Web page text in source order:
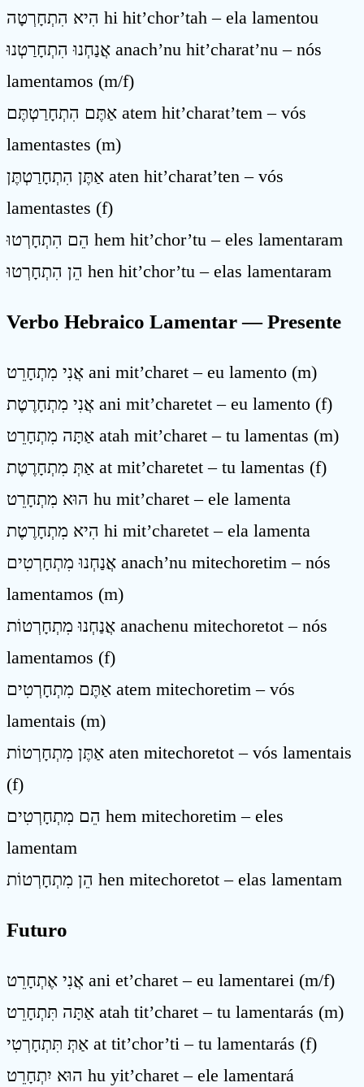
הִיא הִתְחָרְטָה hi hit’chor’tah – ela lamentou
אֲנַחְנוּ הִתְחָרַטְנוּ anach’nu hit’charat’nu – nós
lamentamos (m/f)
אַתֶּם הִתְחָרַטְתֶּם atem hit’charat’tem – vós
lamentastes (m)
אַתֶּן הִתְחָרַטְתֶּן aten hit’charat’ten – vós
lamentastes (f)
הֵם הִתְחָרְטוּ hem hit’chor’tu – eles lamentaram
הֵן הִתְחָרְטוּ hen hit’chor’tu – elas lamentaram
Verbo Hebraico Lamentar — Presente
אֲנִי מִתְחָרֵט ani mit’charet – eu lamento (m)
אֲנִי מִתְחָרֶטֶת ani mit’charetet – eu lamento (f)
אַתָּה מִתְחָרֵט atah mit’charet – tu lamentas (m)
אַתְּ מִתְחָרֶטֶת at mit’charetet – tu lamentas (f)
הוּא מִתְחָרֵט hu mit’charet – ele lamenta
הִיא מִתְחָרֶטֶת hi mit’charetet – ela lamenta
אֲנַחְנוּ מִתְחָרְטִים anach’nu mitechoretim – nós
lamentamos (m)
אֲנַחְנוּ מִתְחָרְטוֹת anachenu mitechoretot – nós
lamentamos (f)
אַתֶּם מִתְחָרְטִים atem mitechoretim – vós
lamentais (m)
אַתֶּן מִתְחָרְטוֹת aten mitechoretot – vós lamentais
(f)
הֵם מִתְחָרְטִים hem mitechoretim – eles
lamentam
הֵן מִתְחָרְטוֹת hen mitechoretot – elas lamentam
Futuro
אֲנִי אֶתְחָרֵט ani et’charet – eu lamentarei (m/f)
אַתָּה תִּתְחָרֵט atah tit’charet – tu lamentarás (m)
אַתְּ תִּתְחָרְטִי at tit’chor’ti – tu lamentarás (f)
הוּא יִתְחָרֵט hu yit’charet – ele lamentará